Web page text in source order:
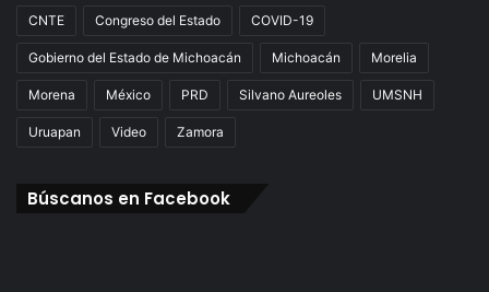
CNTE Congreso del Estado COVID-19
Gobierno del Estado de Michoacán Michoacán Morelia
Morena México PRD Silvano Aureoles UMSNH
Uruapan Video Zamora
Búscanos en Facebook